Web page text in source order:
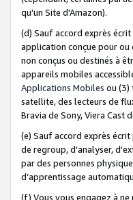
qu'un Site d'Amazon).
(d) Sauf accord exprès
application conçue pour
non conçus ou destinés à
appareils mobiles
Applications Mobiles ou (3)
satellite, des lecteurs de
Bravia de Sony, Viera Cast
(e) Sauf accord exprès écrit
de regroup, d'analyser,
par des personnes
d’apprentissage
(f) Vous vous engagez à